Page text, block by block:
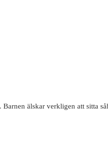
älskar verkligen att sitta